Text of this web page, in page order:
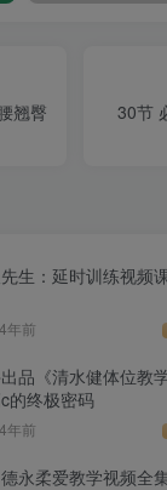
翘臀
30节
生：延时训练视频
4年前
品《清水健体位教
的终极密码
4年前
永柔爱教学视频全